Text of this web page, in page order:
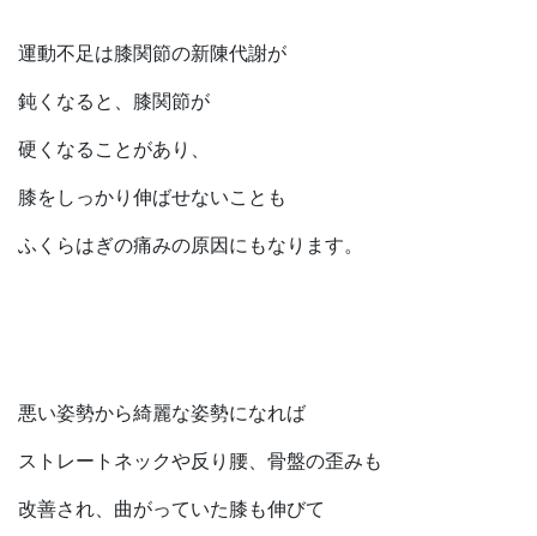
運動不足は膝関節の新陳代謝が
鈍くなると、膝関節が
硬くなることがあり、
膝をしっかり伸ばせないことも
ふくらはぎの痛みの原因にもなります。
悪い姿勢から綺麗な姿勢になれば
ストレートネックや反り腰、骨盤の歪みも
改善され、曲がっていた膝も伸びて